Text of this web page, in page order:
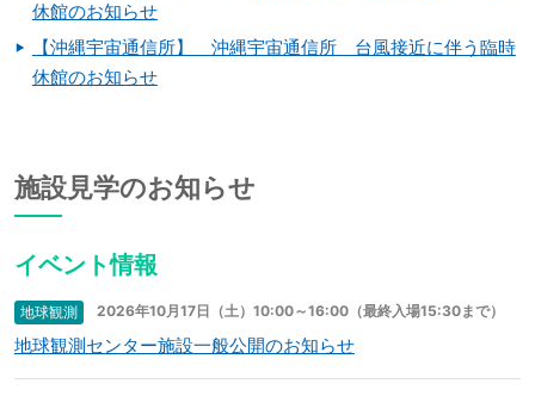
休館のお知らせ
【沖縄宇宙通信所】 沖縄宇宙通信所 台風接近に伴う臨時
休館のお知らせ
施設見学のお知らせ
イベント情報
地球観測 2026年10月17日（土）10:00～16:00（最終入場15:30まで）
地球観測センター施設一般公開のお知らせ